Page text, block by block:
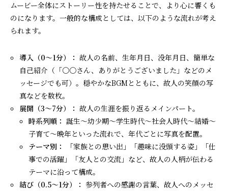
ムービー全体にストーリー性を持たせることで、より心に響くも
のになります。一般的な構成としては、以下のような流れが考え
られます。
導入（0〜1分）： 故人の名前、生年月日、没年月日、簡単な
自己紹介（「〇〇さん、ありがとうございました」などのメ
ッセージでも可）。穏やかなBGMとともに、故人の笑顔の写
真などを数枚。
展開（3〜7分）： 故人の生涯を振り返るメインパート。
時系列順： 誕生〜幼少期〜学生時代〜社会人時代〜結婚〜
子育て〜晩年といった流れで、年代ごとに写真を配置。
テーマ別：
「家族との思い出」「趣味に没頭する姿」「仕
事での活躍」「友人との交流」など、故人の人柄が伝わる
テーマに沿って構成。
結び（0.5〜1分）： 参列者への感謝の言葉、故人へのメッセ